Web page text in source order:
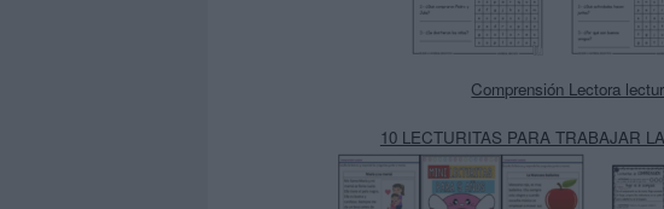
Comprensión Lectora
10 LECTURITAS PARA TRABAJAR